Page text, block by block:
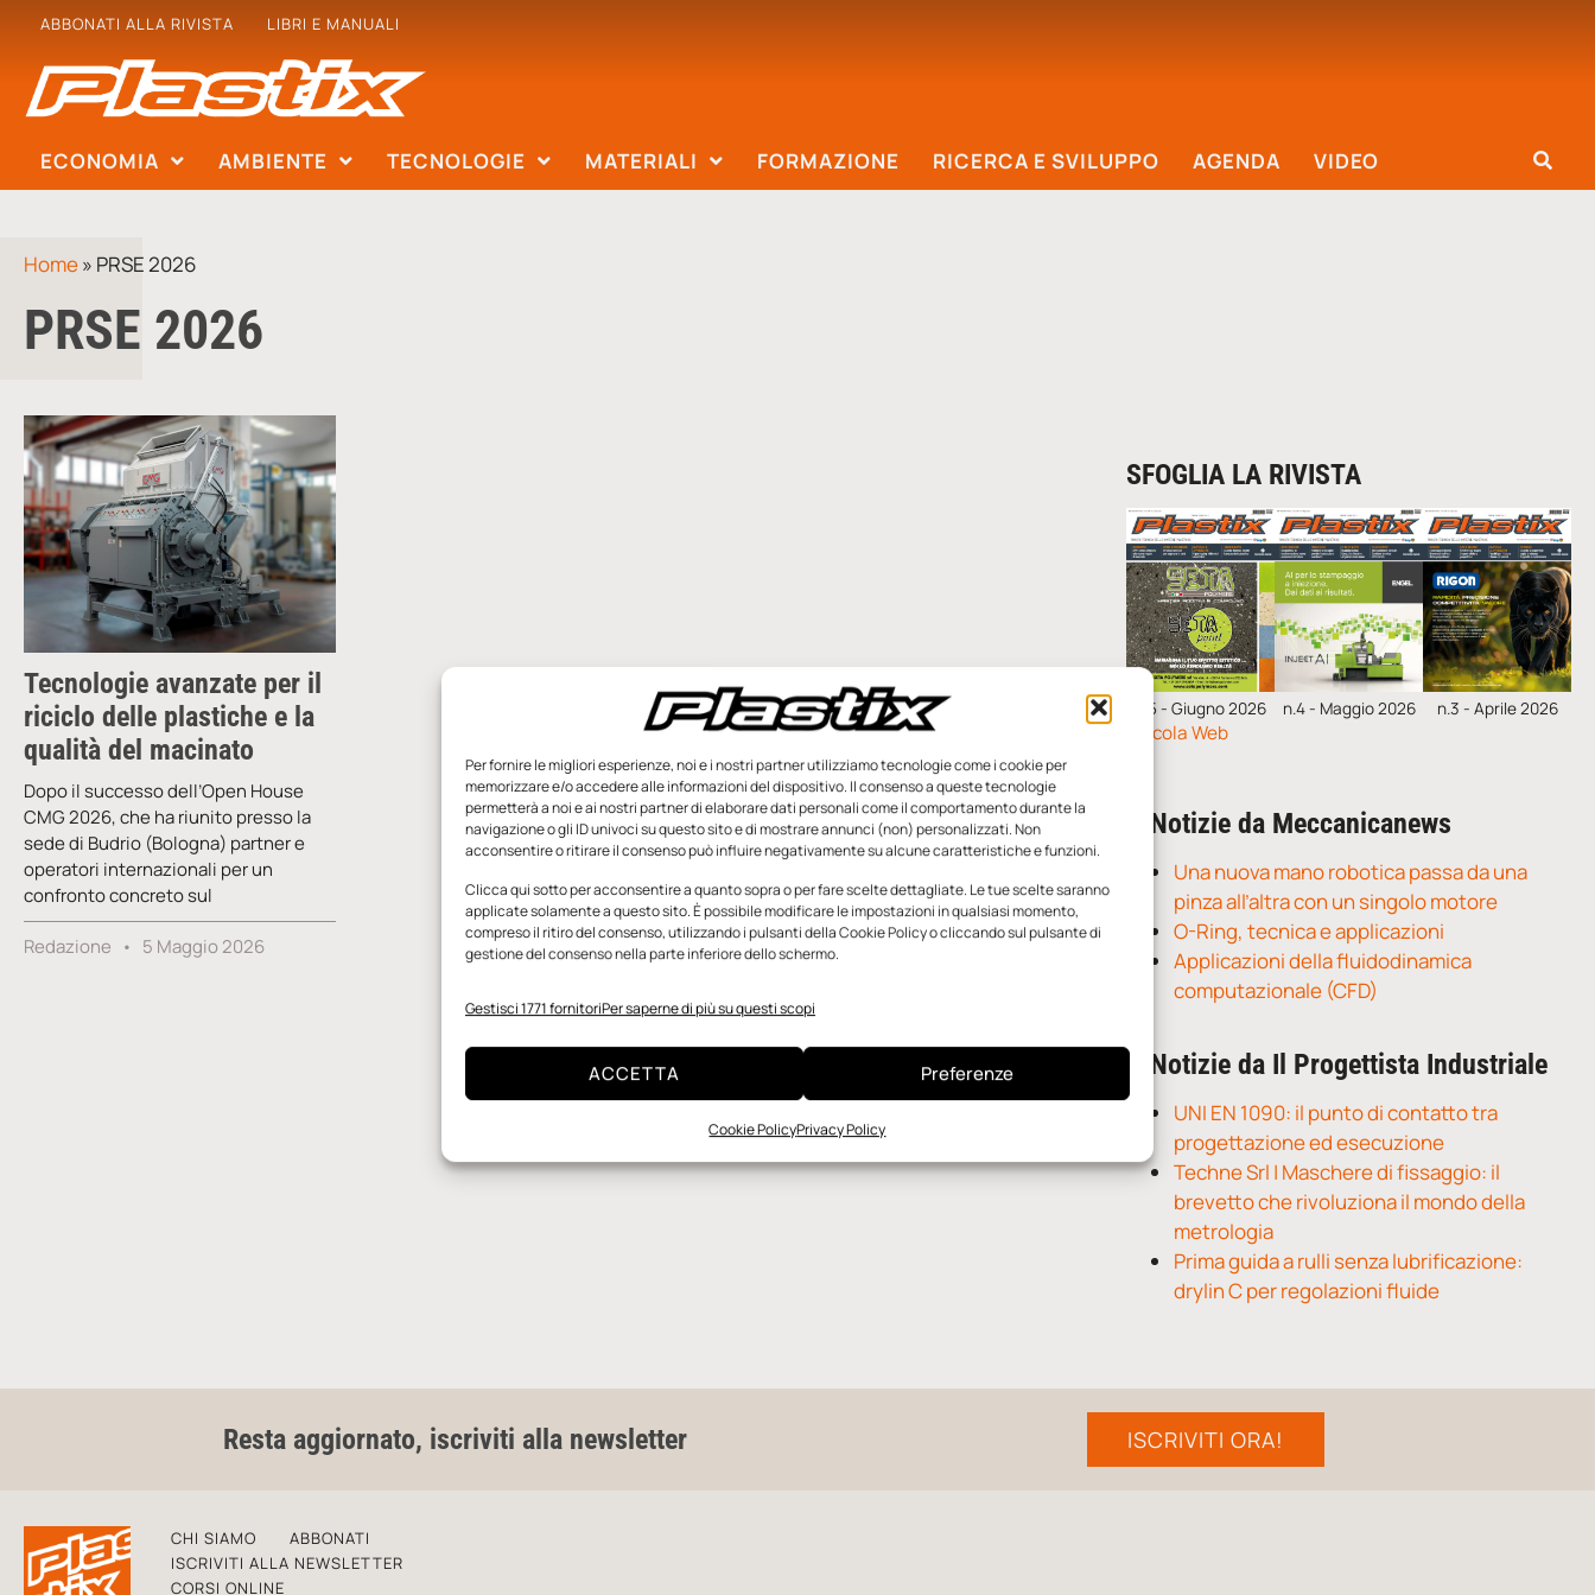
Per fornire le migliori esperienze, noi e i nostri partner utilizziamo tecnologie come i cookie per
memorizzare e/o accedere alle informazioni del dispositivo. Il consenso a queste tecnologie
permetterà a noi e ai nostri partner di elaborare dati personali come il comportamento durante la
navigazione o gli ID univoci su questo sito e di mostrare annunci (non) personalizzati. Non
acconsentire o ritirare il consenso può influire negativamente su alcune caratteristiche e funzioni.
Clicca qui sotto per acconsentire a quanto sopra o per fare scelte dettagliate. Le tue scelte saranno
applicate solamente a questo sito. È possibile modificare le impostazioni in qualsiasi momento,
compreso il ritiro del consenso, utilizzando i pulsanti della Cookie Policy o cliccando sul pulsante di
gestione del consenso nella parte inferiore dello schermo.
Gestisci 1771 fornitoriPer saperne di più su questi scopi
ACCETTA Preferenze
Cookie PolicyPrivacy Policy
ABBONATI ALLA RIVISTA LIBRI E MANUALI
ECONOMIA AMBIENTE TECNOLOGIE MATERIALI FORMAZIONE RICERCA E SVILUPPO AGENDA VIDEO
Home» PRSE 2026
PRSE 2026
Tecnologie avanzate per il
riciclo delle plastiche e la
qualità del macinato
Dopo il successo dell’Open House
CMG 2026, che ha riunito presso la
sede di Budrio (Bologna) partner e
operatori internazionali per un
confronto concreto sul
Redazione 5 Maggio 2026
SFOGLIA LA RIVISTA
n.5 - Giugno 2026 n.4 - Maggio 2026 n.3 - Aprile 2026
Edicola Web
Notizie da Meccanicanews
Una nuova mano robotica passa da una
pinza all’altra con un singolo motore
O-Ring, tecnica e applicazioni
Applicazioni della fluidodinamica
computazionale (CFD)
Notizie da Il Progettista Industriale
UNI EN 1090: il punto di contatto tra
progettazione ed esecuzione
Techne Srl | Maschere di fissaggio: il
brevetto che rivoluziona il mondo della
metrologia
Prima guida a rulli senza lubrificazione:
drylin C per regolazioni fluide
Resta aggiornato, iscriviti alla newsletter ISCRIVITI ORA!
CHI SIAMO
ABBONATI
ISCRIVITI ALLA NEWSLETTER
CORSI ONLINE